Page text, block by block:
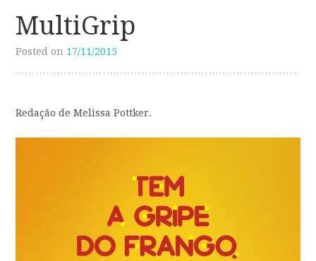
MultiGrip
Posted on 17/11/2015
Redação de Melissa Pottker.